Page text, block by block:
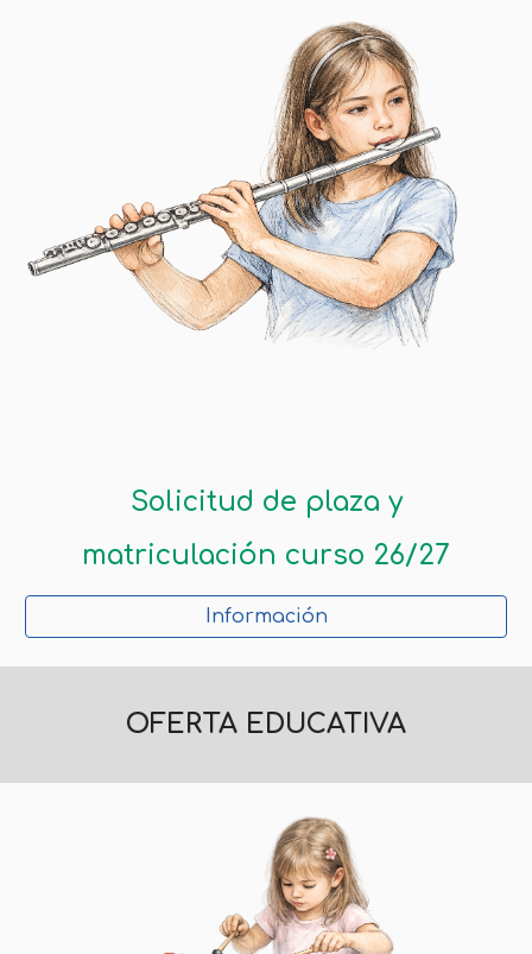
Solicitud de plaza y
matriculación curso 26/27
Información
OFERTA EDUCATIVA